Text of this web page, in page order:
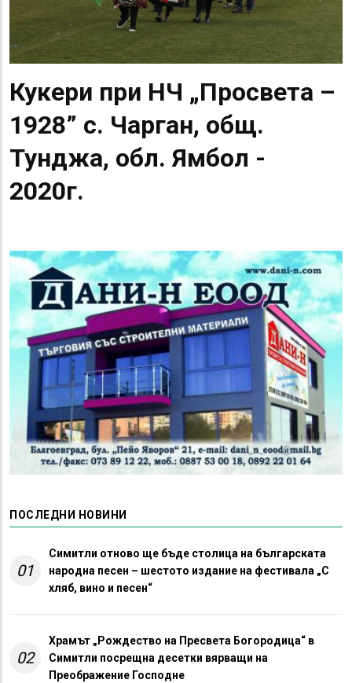
Кукери при НЧ „Просвета –
1928” с. Чарган, общ.
Тунджа, обл. Ямбол -
2020г.
ПОСЛЕДНИ НОВИНИ
01
Симитли отново ще бъде столица на българската
народна песен – шестото издание на фестивала „С
хляб, вино и песен“
02
Храмът „Рождество на Пресвета Богородица“ в
Симитли посрещна десетки вярващи на
Преображение Господне